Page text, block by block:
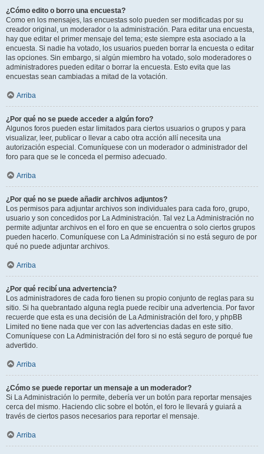
¿Cómo edito o borro una encuesta?
Como en los mensajes, las encuestas solo pueden ser modificadas por su
creador original, un moderador o la administración. Para editar una encuesta,
hay que editar el primer mensaje del tema; este siempre esta asociado a la
encuesta. Si nadie ha votado, los usuarios pueden borrar la encuesta o editar
las opciones. Sin embargo, si algún miembro ha votado, solo moderadores o
administradores pueden editar o borrar la encuesta. Esto evita que las
encuestas sean cambiadas a mitad de la votación.
Arriba
¿Por qué no se puede acceder a algún foro?
Algunos foros pueden estar limitados para ciertos usuarios o grupos y para
visualizar, leer, publicar o llevar a cabo otra acción allí necesita una
autorización especial. Comuníquese con un moderador o administrador del
foro para que se le conceda el permiso adecuado.
Arriba
¿Por qué no se puede añadir archivos adjuntos?
Los permisos para adjuntar archivos son individuales para cada foro, grupo,
usuario y son concedidos por La Administración. Tal vez La Administración no
permite adjuntar archivos en el foro en que se encuentra o solo ciertos grupos
pueden hacerlo. Comuníquese con La Administración si no está seguro de por
qué no puede adjuntar archivos.
Arriba
¿Por qué recibí una advertencia?
Los administradores de cada foro tienen su propio conjunto de reglas para su
sitio. Si ha quebrantado alguna regla puede recibir una advertencia. Por favor
recuerde que esta es una decisión de La Administración del foro, y phpBB
Limited no tiene nada que ver con las advertencias dadas en este sitio.
Comuníquese con La Administración del foro si no está seguro de porqué fue
advertido.
Arriba
¿Cómo se puede reportar un mensaje a un moderador?
Si La Administración lo permite, debería ver un botón para reportar mensajes
cerca del mismo. Haciendo clic sobre el botón, el foro le llevará y guiará a
través de ciertos pasos necesarios para reportar el mensaje.
Arriba